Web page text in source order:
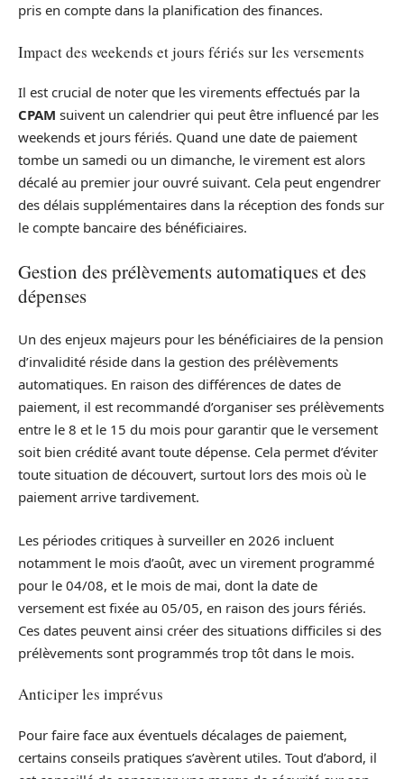
pris en compte dans la planification des finances.
Impact des weekends et jours fériés sur les versements
Il est crucial de noter que les virements effectués par la
CPAM suivent un calendrier qui peut être influencé par les
weekends et jours fériés. Quand une date de paiement
tombe un samedi ou un dimanche, le virement est alors
décalé au premier jour ouvré suivant. Cela peut engendrer
des délais supplémentaires dans la réception des fonds sur
le compte bancaire des bénéficiaires.
Gestion des prélèvements automatiques et des
dépenses
Un des enjeux majeurs pour les bénéficiaires de la pension
d’invalidité réside dans la gestion des prélèvements
automatiques. En raison des différences de dates de
paiement, il est recommandé d’organiser ses prélèvements
entre le 8 et le 15 du mois pour garantir que le versement
soit bien crédité avant toute dépense. Cela permet d’éviter
toute situation de découvert, surtout lors des mois où le
paiement arrive tardivement.
Les périodes critiques à surveiller en 2026 incluent
notamment le mois d’août, avec un virement programmé
pour le 04/08, et le mois de mai, dont la date de
versement est fixée au 05/05, en raison des jours fériés.
Ces dates peuvent ainsi créer des situations difficiles si des
prélèvements sont programmés trop tôt dans le mois.
Anticiper les imprévus
Pour faire face aux éventuels décalages de paiement,
certains conseils pratiques s’avèrent utiles. Tout d’abord, il